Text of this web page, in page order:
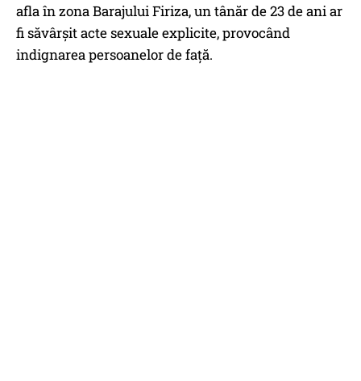
afla în zona Barajului Firiza, un tânăr de 23 de ani ar
fi săvârșit acte sexuale explicite, provocând
indignarea persoanelor de față.